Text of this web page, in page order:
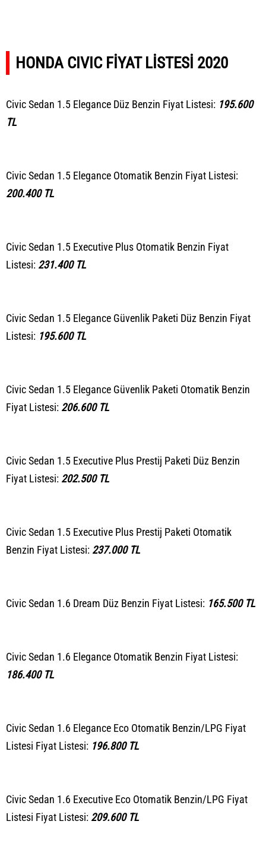
HONDA CIVIC FİYAT LİSTESİ 2020
Civic Sedan 1.5 Elegance Düz Benzin Fiyat Listesi: 195.600
TL
Civic Sedan 1.5 Elegance Otomatik Benzin Fiyat Listesi:
200.400 TL
Civic Sedan 1.5 Executive Plus Otomatik Benzin Fiyat
Listesi: 231.400 TL
Civic Sedan 1.5 Elegance Güvenlik Paketi Düz Benzin Fiyat
Listesi: 195.600 TL
Civic Sedan 1.5 Elegance Güvenlik Paketi Otomatik Benzin
Fiyat Listesi: 206.600 TL
Civic Sedan 1.5 Executive Plus Prestij Paketi Düz Benzin
Fiyat Listesi: 202.500 TL
Civic Sedan 1.5 Executive Plus Prestij Paketi Otomatik
Benzin Fiyat Listesi: 237.000 TL
Civic Sedan 1.6 Dream Düz Benzin Fiyat Listesi: 165.500 TL
Civic Sedan 1.6 Elegance Otomatik Benzin Fiyat Listesi:
186.400 TL
Civic Sedan 1.6 Elegance Eco Otomatik Benzin/LPG Fiyat
Listesi Fiyat Listesi: 196.800 TL
Civic Sedan 1.6 Executive Eco Otomatik Benzin/LPG Fiyat
Listesi Fiyat Listesi: 209.600 TL